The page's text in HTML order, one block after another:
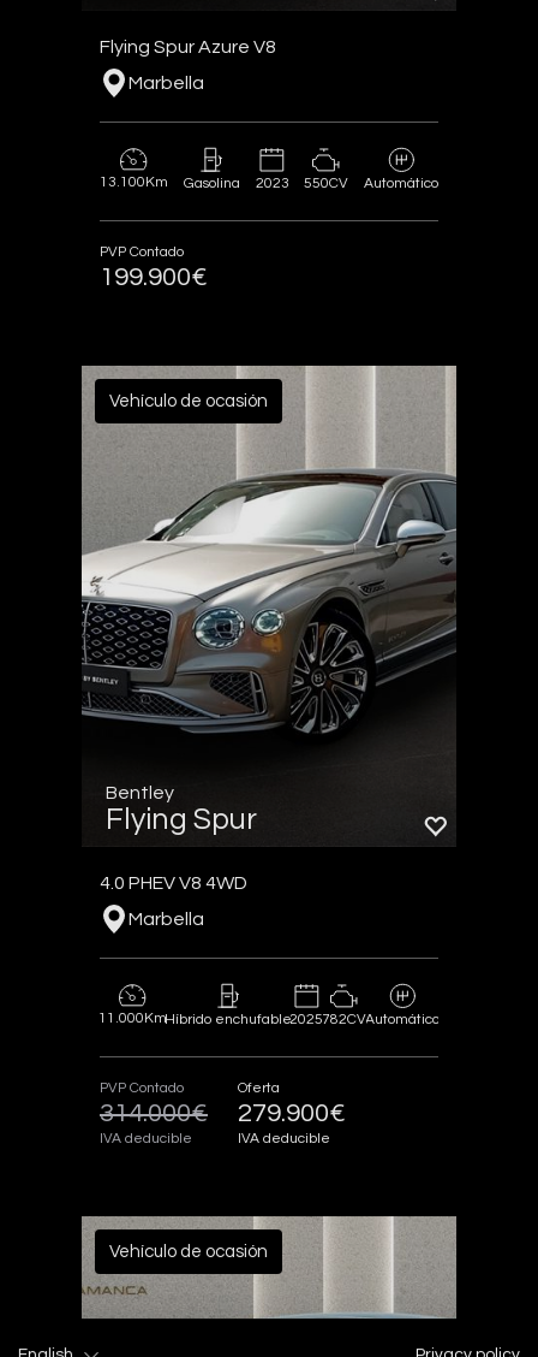
Flying Spur Azure V8
Marbella
13.100Km Gasolina 2023 550CV Automático
PVP Contado
199.900€
Vehículo de ocasión
Bentley
Flying Spur
4.0 PHEV V8 4WD
Marbella
11.000KmHíbrido enchufable2025782CVAutomático
PVP Contado
314.000€
IVA deducible
Oferta
279.900€
IVA deducible
Vehículo de ocasión